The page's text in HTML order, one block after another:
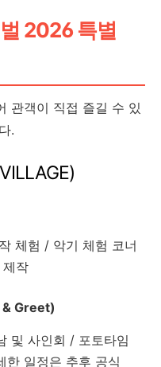
2026 특별
관객이 직접 즐길 수 있
.
체험 / 악기 체험 코너
작
& Greet)
및 사인회 / 포토타임
한 일정은 추후 공식